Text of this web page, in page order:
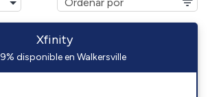
Xfinity
disponible en Walkersville